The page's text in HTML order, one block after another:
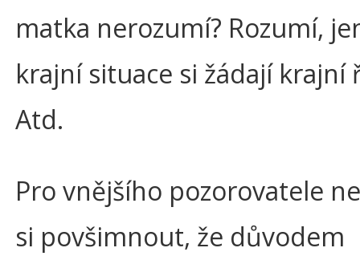
matka nerozumí? Rozumí,
krajní situace si žádají krajní
Atd.
Pro vnějšího pozorovatele
si povšimnout, že důvodem